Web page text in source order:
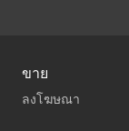
ขาย
ลงโฆษณา